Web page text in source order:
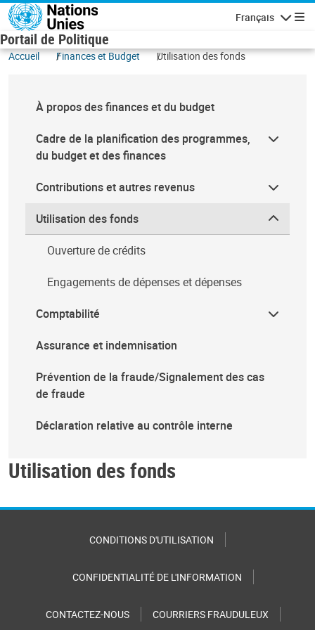
Aller au contenu principal
Français
Portail de Politique
Accueil Finances et Budget Utilisation des fonds
À propos des finances et du budget
Cadre de la planification des programmes,
du budget et des finances
Contributions et autres revenus
Utilisation des fonds
Ouverture de crédits
Engagements de dépenses et dépenses
Comptabilité
Assurance et indemnisation
Prévention de la fraude/Signalement des cas
de fraude
Déclaration relative au contrôle interne
Utilisation des fonds
CONDITIONS D'UTILISATION
CONFIDENTIALITÉ DE L'INFORMATION
CONTACTEZ-NOUS COURRIERS FRAUDULEUX